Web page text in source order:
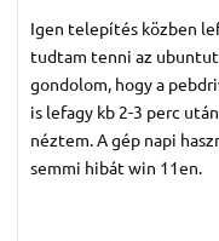
Igen telepítés közben
tudtam tenni az
gondolom, hogy a
is lefagy kb 2-3 perc
néztem. A gép napi
semmi hibát win 11en.